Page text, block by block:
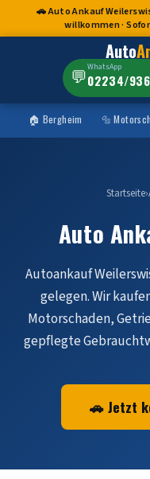
🚗 Auto Ankauf
willkommen ·
Auto
💬WhatsApp
02234/
🏠 Bergheim 🔩
Startseite›
Auto
Autoankauf
gelegen. Wir
Motorschaden,
gepflegte
🚗 Jetzt